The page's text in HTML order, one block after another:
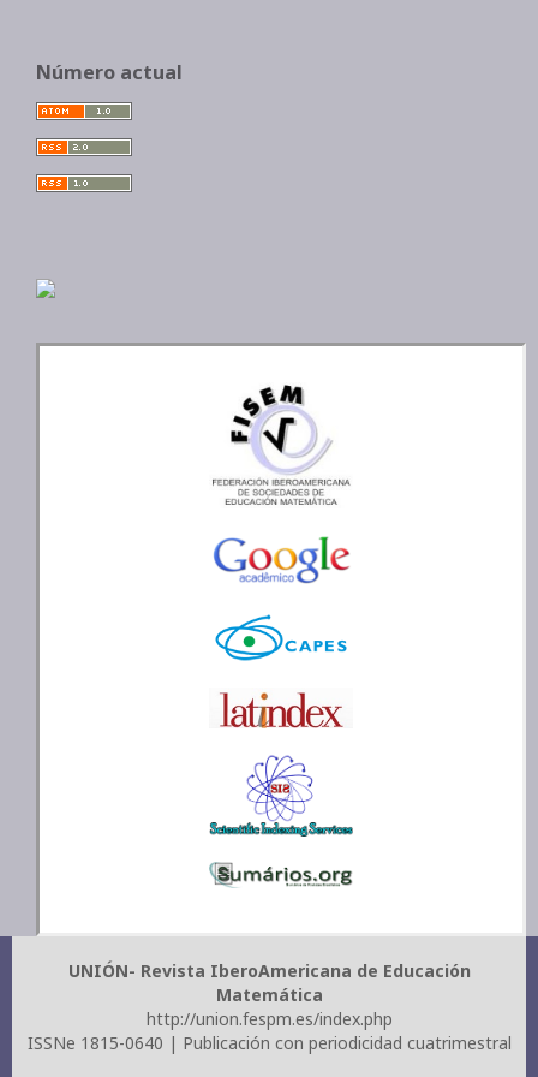
Número actual
UNIÓN- Revista IberoAmericana de Educación
Matemática
http://union.fespm.es/index.php
ISSNe 1815-0640 | Publicación con periodicidad cuatrimestral